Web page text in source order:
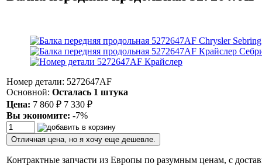
Номер детали: 5272647AF
Основной: Осталась 1 штука
Цена: 7 860 ₽ 7 330 ₽
Вы экономите: -7%
Отличная цена, но я хочу еще дешевле.
Контрактные запчасти из Европы по разумным ценам, с